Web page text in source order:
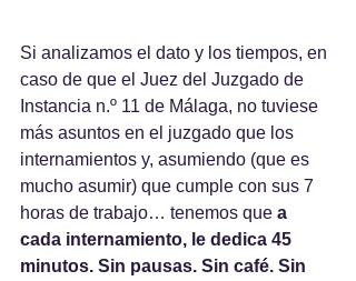
Si analizamos el dato y los tiempos, en
caso de que el Juez del Juzgado de
Instancia n.º 11 de Málaga, no tuviese
más asuntos en el juzgado que los
internamientos y, asumiendo (que es
mucho asumir) que cumple con sus 7
horas de trabajo… tenemos que a
cada internamiento, le dedica 45
minutos. Sin pausas. Sin café. Sin